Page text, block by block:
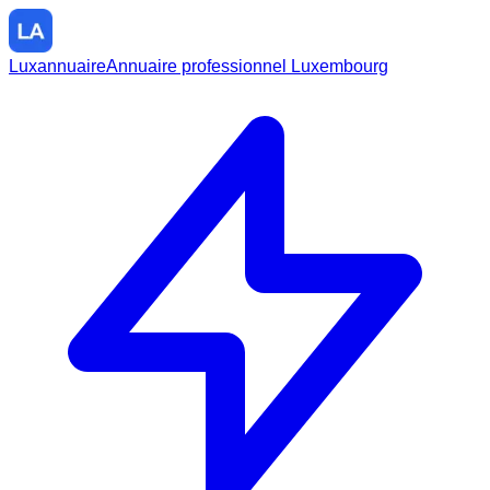
LuxannuaireAnnuaire professionnel Luxembourg